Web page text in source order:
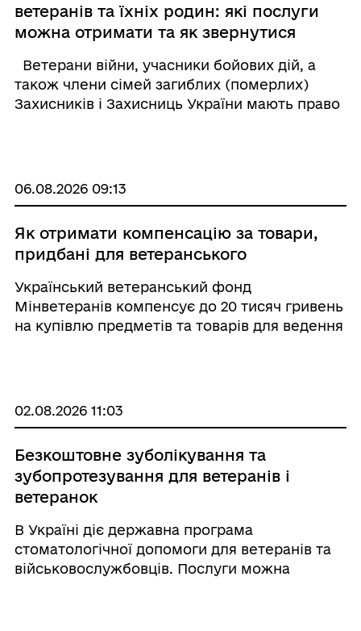
ветеранів та їхніх родин: які послуги
можна отримати та як звернутися
Ветерани війни, учасники бойових дій, а
також члени сімей загиблих (померлих)
Захисників і Захисниць України мають право
06.08.2026 09:13
Як отримати компенсацію за товари,
придбані для ветеранського
Український ветеранський фонд
Мінветеранів компенсує до 20 тисяч гривень
на купівлю предметів та товарів для ведення
законодавством порядку як фі ...
02.08.2026 11:03
Безкоштовне зуболікування та
зубопротезування для ветеранів і
ветеранок
В Україні діє державна програма
стоматологічної допомоги для ветеранів та
військовослужбовців. Послуги можна